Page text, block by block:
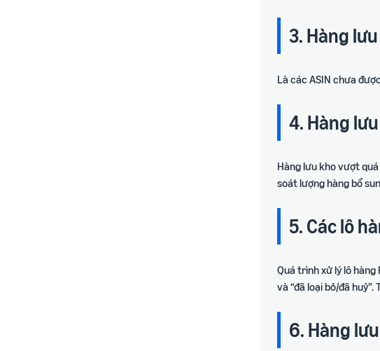
3. Hàng
Là các ASIN chưa
4. Hàng
Hàng lưu kho vượt
soát lượng hàng bổ
5. Các lô
Quá trình xử lý lô hàng
và “đã loại bỏ/đã
6. Hàng